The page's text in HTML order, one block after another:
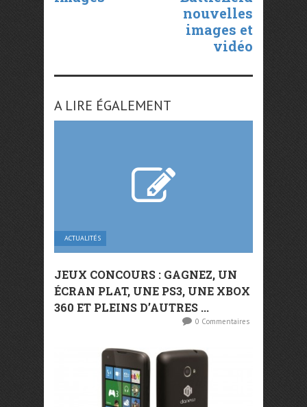
nouvelles
images et
vidéo
A LIRE ÉGALEMENT
ACTUALITÉS
JEUX CONCOURS : GAGNEZ, UN
ÉCRAN PLAT, UNE PS3, UNE XBOX
360 ET PLEINS D’AUTRES ...
0 Commentaires